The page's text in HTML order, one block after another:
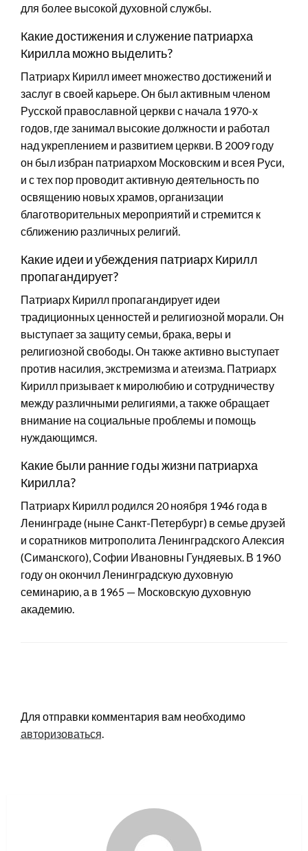
для более высокой духовной службы.
Какие достижения и служение патриарха
Кирилла можно выделить?
Патриарх Кирилл имеет множество достижений и
заслуг в своей карьере. Он был активным членом
Русской православной церкви с начала 1970-х
годов, где занимал высокие должности и работал
над укреплением и развитием церкви. В 2009 году
он был избран патриархом Московским и всея Руси,
и с тех пор проводит активную деятельность по
освящению новых храмов, организации
благотворительных мероприятий и стремится к
сближению различных религий.
Какие идеи и убеждения патриарх Кирилл
пропагандирует?
Патриарх Кирилл пропагандирует идеи
традиционных ценностей и религиозной морали. Он
выступает за защиту семьи, брака, веры и
религиозной свободы. Он также активно выступает
против насилия, экстремизма и атеизма. Патриарх
Кирилл призывает к миролюбию и сотрудничеству
между различными религиями, а также обращает
внимание на социальные проблемы и помощь
нуждающимся.
Какие были ранние годы жизни патриарха
Кирилла?
Патриарх Кирилл родился 20 ноября 1946 года в
Ленинграде (ныне Санкт-Петербург) в семье друзей
и соратников митрополита Ленинградского Алексия
(Симанского), Софии Ивановны Гундяевых. В 1960
году он окончил Ленинградскую духовную
семинарию, а в 1965 — Московскую духовную
академию.
Для отправки комментария вам необходимо
авторизоваться.